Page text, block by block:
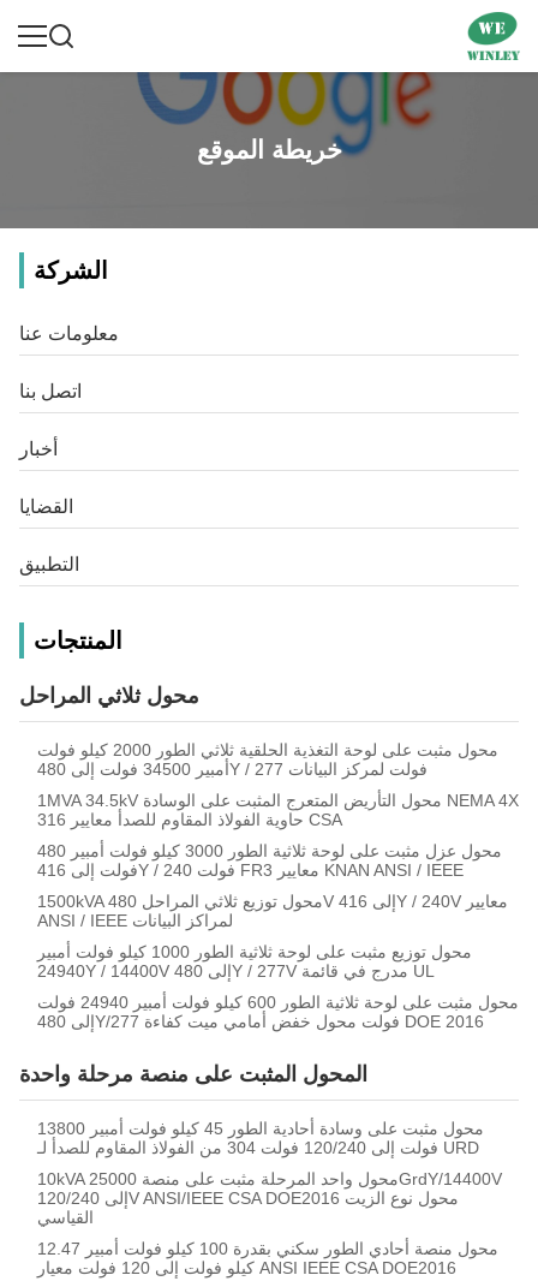
خريطة الموقع
الشركة
معلومات عنا
اتصل بنا
أخبار
القضايا
التطبيق
المنتجات
محول ثلاثي المراحل
محول مثبت على لوحة التغذية الحلقية ثلاثي الطور 2000 كيلو فولت
أمبير 34500 فولت إلى 480Y / 277 فولت لمركز البيانات
1MVA 34.5kV محول التأريض المتعرج المثبت على الوسادة NEMA 4X
316 حاوية الفولاذ المقاوم للصدأ معايير CSA
محول عزل مثبت على لوحة ثلاثية الطور 3000 كيلو فولت أمبير 480
فولت إلى 416Y / 240 فولت FR3 معايير KNAN ANSI / IEEE
1500kVA محول توزيع ثلاثي المراحل 480V إلى 416Y / 240V معايير
ANSI / IEEE لمراكز البيانات
محول توزيع مثبت على لوحة ثلاثية الطور 1000 كيلو فولت أمبير
24940Y / 14400V إلى 480Y / 277V مدرج في قائمة UL
محول مثبت على لوحة ثلاثية الطور 600 كيلو فولت أمبير 24940 فولت
إلى 480Y/277 فولت محول خفض أمامي ميت كفاءة DOE 2016
المحول المثبت على منصة مرحلة واحدة
محول مثبت على وسادة أحادية الطور 45 كيلو فولت أمبير 13800
فولت إلى 120/240 فولت 304 من الفولاذ المقاوم للصدأ لـ URD
10kVA محول واحد المرحلة مثبت على منصة 25000GrdY/14400V
إلى 120/240V ANSI/IEEE CSA DOE2016 محول نوع الزيت
القياسي
محول منصة أحادي الطور سكني بقدرة 100 كيلو فولت أمبير 12.47
كيلو فولت إلى 120 فولت معيار ANSI IEEE CSA DOE2016